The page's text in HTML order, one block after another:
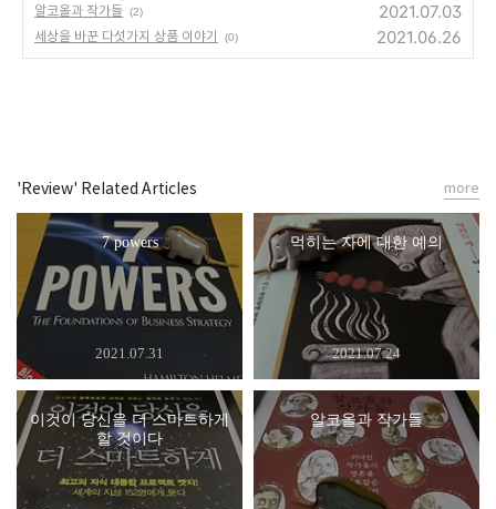
알코올과 작가들 (2) 2021.07.03
세상을 바꾼 다섯가지 상품 이야기 (0) 2021.06.26
'Review' Related Articles
7 powers
2021.07.31
먹히는 자에 대한 예의
2021.07.24
이것이 당신을 더 스마트하게
할 것이다
알코올과 작가들
more